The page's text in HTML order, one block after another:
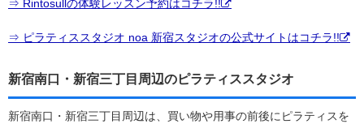
⇒ Rintosullの体験レッスン予約はコチラ!!
⇒ ピラティススタジオ noa 新宿スタジオの公式サイトはコチラ!!
新宿南口・新宿三丁目周辺のピラティススタジオ
新宿南口・新宿三丁目周辺は、買い物や用事の前後にピラティスを